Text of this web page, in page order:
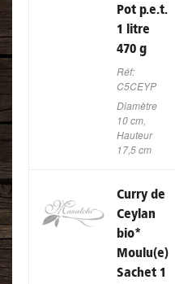
Pot p.e.t.
1 litre
470 g
Réf:
C5CEYP
Diamètre
10 cm,
Hauteur
17,5 cm
Curry de
Ceylan
bio*
Moulu(e)
Sachet 1